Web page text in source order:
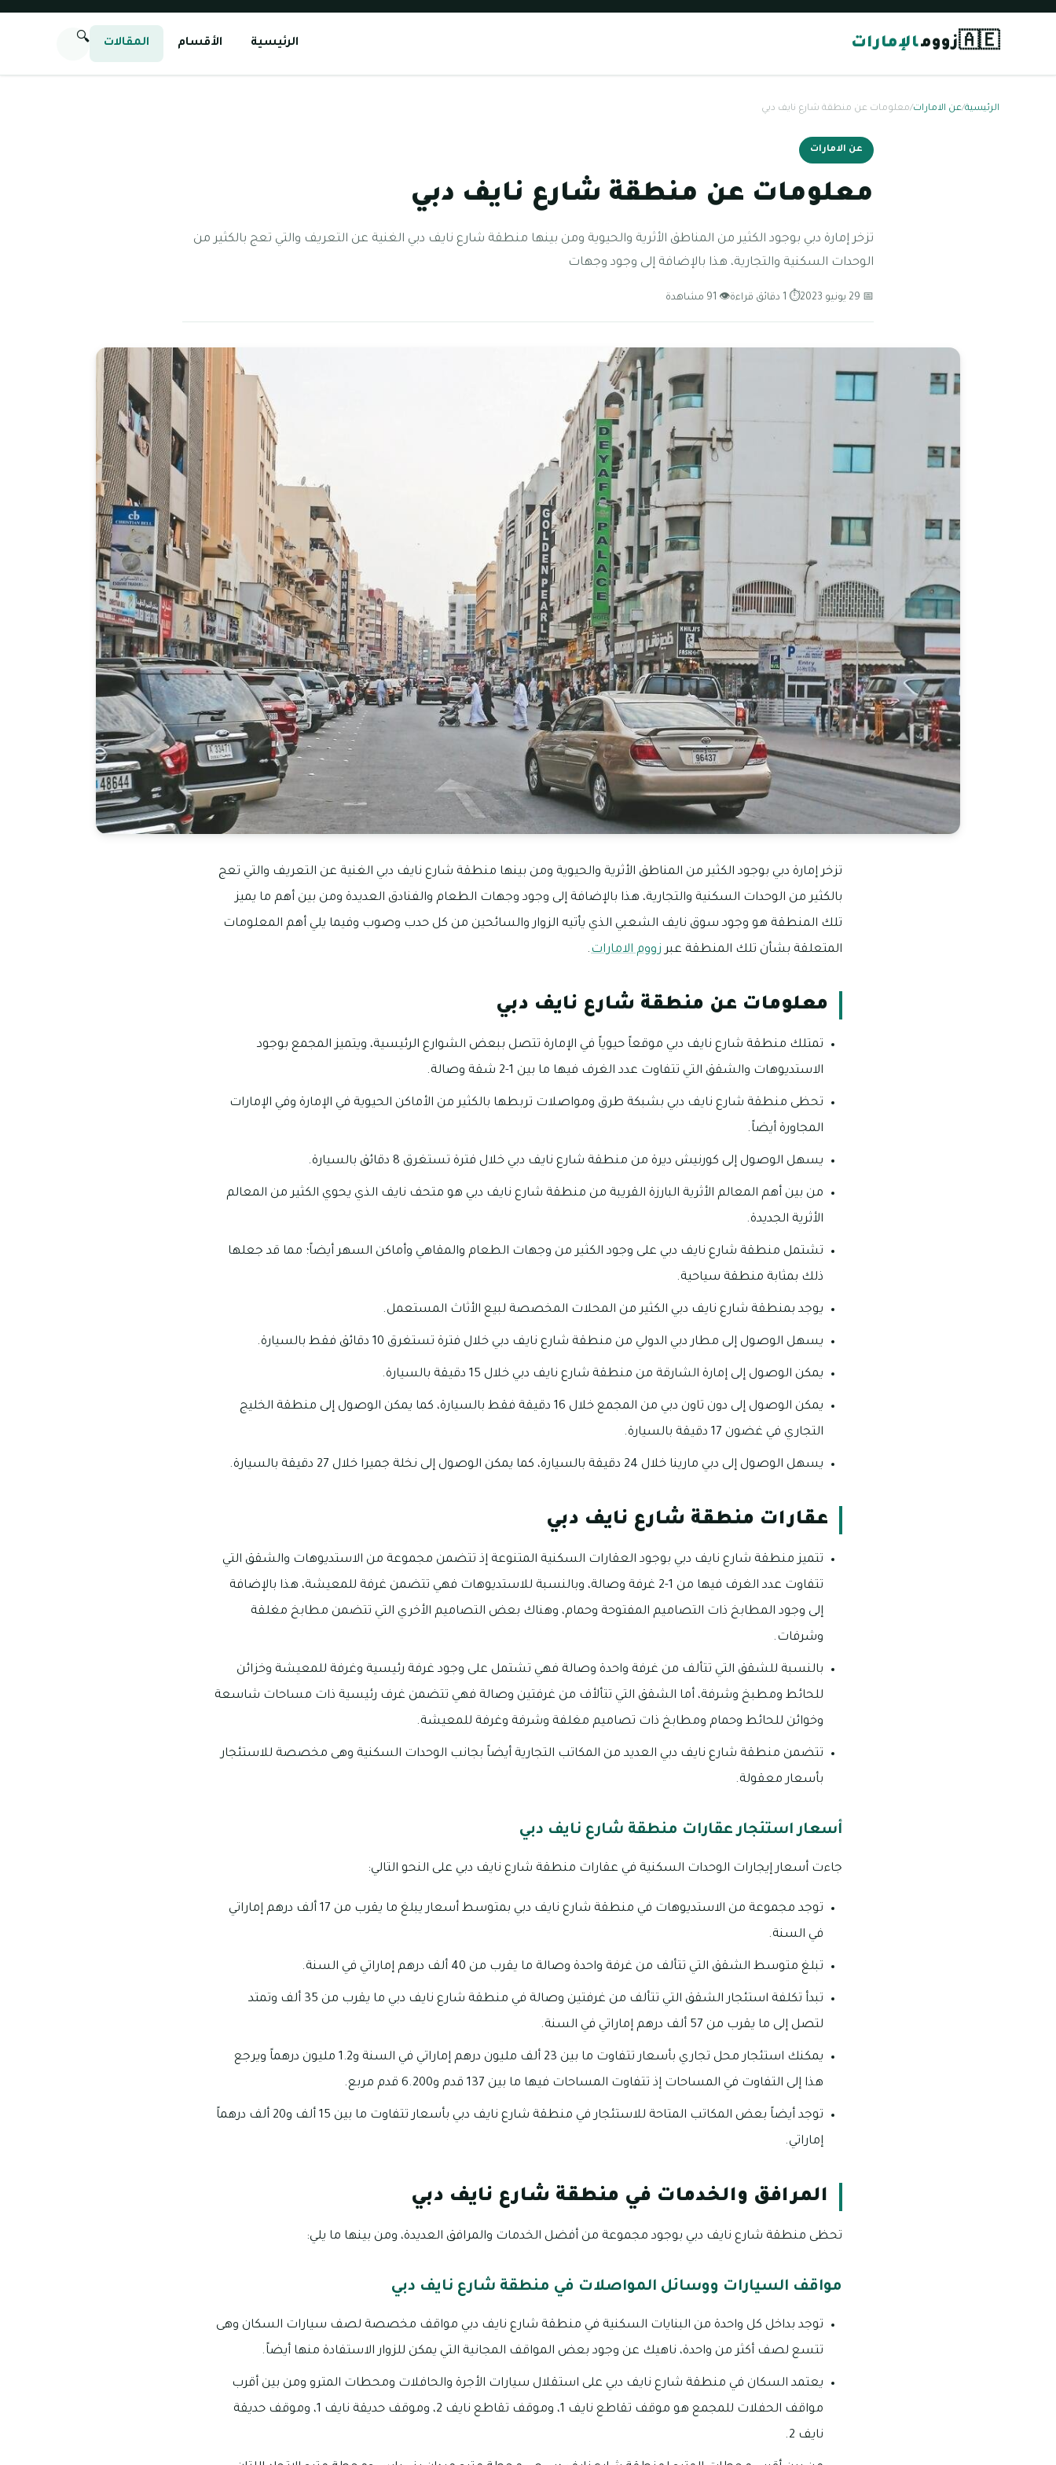
🇦🇪زوومالإمارات الرئيسية الأقسام المقالات 🔍
الرئيسية/عن الامارات/معلومات عن منطقة شارع نايف دبي
عن الامارات
معلومات عن منطقة شارع نايف دبي
تزخر إمارة دبي بوجود الكثير من المناطق الأثرية والحيوية ومن بينها منطقة شارع نايف دبي الغنية عن التعريف والتي تعج بالكثير من
الوحدات السكنية والتجارية، هذا بالإضافة إلى وجود وجهات
📅 29 يونيو 2023 ⏱ 1 دقائق قراءة 👁 91 مشاهدة
تزخر إمارة دبي بوجود الكثير من المناطق الأثرية والحيوية ومن بينها منطقة شارع نايف دبي الغنية عن التعريف والتي تعج
بالكثير من الوحدات السكنية والتجارية، هذا بالإضافة إلى وجود وجهات الطعام والفنادق العديدة ومن بين أهم ما يميز
تلك المنطقة هو وجود سوق نايف الشعبي الذي يأتيه الزوار والسائحين من كل حدب وصوب وفيما يلي أهم المعلومات
المتعلقة بشأن تلك المنطقة عبر زووم الامارات.
معلومات عن منطقة شارع نايف دبي
تمتلك منطقة شارع نايف دبي موقعاً حيوياً في الإمارة تتصل ببعض الشوارع الرئيسية، ويتميز المجمع بوجود
الاستديوهات والشقق التي تتفاوت عدد الغرف فيها ما بين 1-2 شقة وصالة.
تحظى منطقة شارع نايف دبي بشبكة طرق ومواصلات تربطها بالكثير من الأماكن الحيوية في الإمارة وفي الإمارات
المجاورة أيضاً.
يسهل الوصول إلى كورنيش ديرة من منطقة شارع نايف دبي خلال فترة تستغرق 8 دقائق بالسيارة.
من بين أهم المعالم الأثرية البارزة القريبة من منطقة شارع نايف دبي هو متحف نايف الذي يحوي الكثير من المعالم
الأثرية الجديدة.
تشتمل منطقة شارع نايف دبي على وجود الكثير من وجهات الطعام والمقاهي وأماكن السهر أيضاً؛ مما قد جعلها
ذلك بمثابة منطقة سياحية.
يوجد بمنطقة شارع نايف دبي الكثير من المحلات المخصصة لبيع الأثاث المستعمل.
يسهل الوصول إلى مطار دبي الدولي من منطقة شارع نايف دبي خلال فترة تستغرق 10 دقائق فقط بالسيارة.
يمكن الوصول إلى إمارة الشارقة من منطقة شارع نايف دبي خلال 15 دقيقة بالسيارة.
يمكن الوصول إلى دون تاون دبي من المجمع خلال 16 دقيقة فقط بالسيارة، كما يمكن الوصول إلى منطقة الخليج
التجاري في غضون 17 دقيقة بالسيارة.
يسهل الوصول إلى دبي مارينا خلال 24 دقيقة بالسيارة، كما يمكن الوصول إلى نخلة جميرا خلال 27 دقيقة بالسيارة.
عقارات منطقة شارع نايف دبي
تتميز منطقة شارع نايف دبي بوجود العقارات السكنية المتنوعة إذ تتضمن مجموعة من الاستديوهات والشقق التي
تتفاوت عدد الغرف فيها من 1-2 غرفة وصالة، وبالنسبة للاستديوهات فهي تتضمن غرفة للمعيشة، هذا بالإضافة
إلى وجود المطابخ ذات التصاميم المفتوحة وحمام، وهناك بعض التصاميم الأخري التي تتضمن مطابخ مغلقة
وشرفات.
بالنسبة للشقق التي تتألف من غرفة واحدة وصالة فهي تشتمل على وجود غرفة رئيسية وغرفة للمعيشة وخزائن
للحائط ومطبخ وشرفة، أما الشقق التي تتألأف من غرفتين وصالة فهي تتضمن غرف رئيسية ذات مساحات شاسعة
وخوائن للحائط وحمام ومطابخ ذات تصاميم مغلفة وشرفة وغرفة للمعيشة.
تتضمن منطقة شارع نايف دبي العديد من المكاتب التجارية أيضاً بجانب الوحدات السكنية وهى مخصصة للاستئجار
بأسعار معقولة.
أسعار استئجار عقارات منطقة شارع نايف دبي
جاءت أسعار إيجارات الوحدات السكنية في عقارات منطقة شارع نايف دبي على النحو التالي:
توجد مجموعة من الاستديوهات في منطقة شارع نايف دبي بمتوسط أسعار يبلغ ما يقرب من 17 ألف درهم إماراتي
في السنة.
تبلغ متوسط الشقق التي تتألف من غرفة واحدة وصالة ما يقرب من 40 ألف درهم إماراتي في السنة.
تبدأ تكلفة استئجار الشقق التي تتألف من غرفتين وصالة في منطقة شارع نايف دبي ما يقرب من 35 ألف وتمتد
لتصل إلى ما يقرب من 57 ألف درهم إماراتي في السنة.
يمكنك استئجار محل تجاري بأسعار تتفاوت ما بين 23 ألف مليون درهم إماراتي في السنة و1.2 مليون درهماً ويرجع
هذا إلى التفاوت في المساحات إذ تتفاوت المساحات فيها ما بين 137 قدم و6.200 قدم مربع.
توجد أيضاً بعض المكاتب المتاحة للاستئجار في منطقة شارع نايف دبي بأسعار تتفاوت ما بين 15 ألف و20 ألف درهماً
إماراتي.
المرافق والخدمات في منطقة شارع نايف دبي
تحظى منطقة شارع نايف دبي بوجود مجموعة من أفضل الخدمات والمرافق العديدة، ومن بينها ما يلي:
مواقف السيارات ووسائل المواصلات في منطقة شارع نايف دبي
توجد بداخل كل واحدة من البنايات السكنية في منطقة شارع نايف دبي مواقف مخصصة لصف سيارات السكان وهى
تتسع لصف أكثر من واحدة، ناهيك عن وجود بعض المواقف المجانية التي يمكن للزوار الاستفادة منها أيضاً.
يعتمد السكان في منطقة شارع نايف دبي على استقلال سيارات الأجرة والحافلات ومحطات المترو ومن بين أقرب
مواقف الحفلات للمجمع هو موقف تقاطع نايف 1، وموقف تقاطع نايف 2، وموقف حديقة نايف 1، وموقف حديقة
نايف 2.